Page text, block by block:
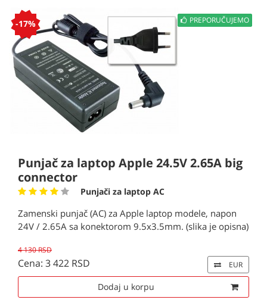
PREPORUČUJEMO
-17%
Punjač za laptop Apple 24.5V 2.65A big
connector
Punjači za laptop AC
Zamenski punjač (AC) za Apple laptop modele, napon
24V / 2.65A sa konektorom 9.5x3.5mm. (slika je opisna)
4 130 RSD
Cena: 3 422 RSD EUR
Dodaj u korpu